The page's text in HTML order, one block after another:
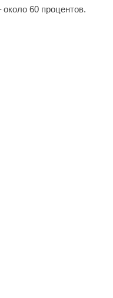
60 процентов.